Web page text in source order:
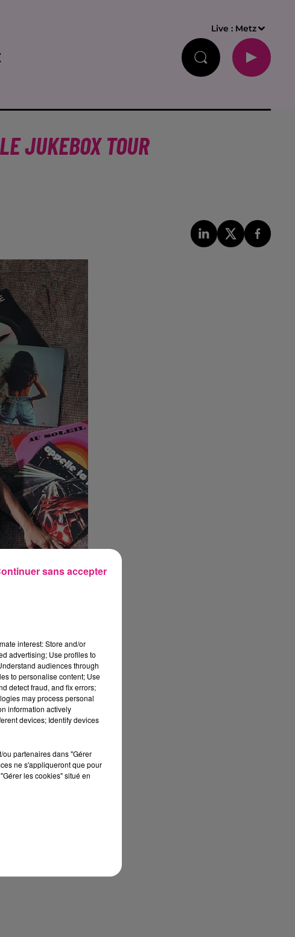
Live : Metz
JUKEBOX TOUR
interest: Store and/or
advertising; Use profiles to
audiences through
to personalise content; Use
detect fraud, and fix errors;
may process personal
information actively
devices; Identify devices
partenaires dans "Gérer
ne s'appliqueront que pour
les cookies" situé en
sans accepter